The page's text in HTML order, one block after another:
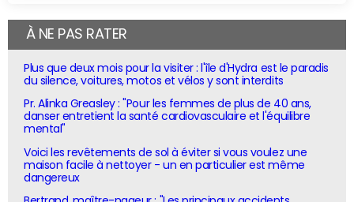
À NE PAS RATER
Plus que deux mois pour la visiter : l'île d'Hydra est le paradis
du silence, voitures, motos et vélos y sont interdits
Pr. Alinka Greasley : "Pour les femmes de plus de 40 ans,
danser entretient la santé cardiovasculaire et l'équilibre
mental"
Voici les revêtements de sol à éviter si vous voulez une
maison facile à nettoyer - un en particulier est même
dangereux